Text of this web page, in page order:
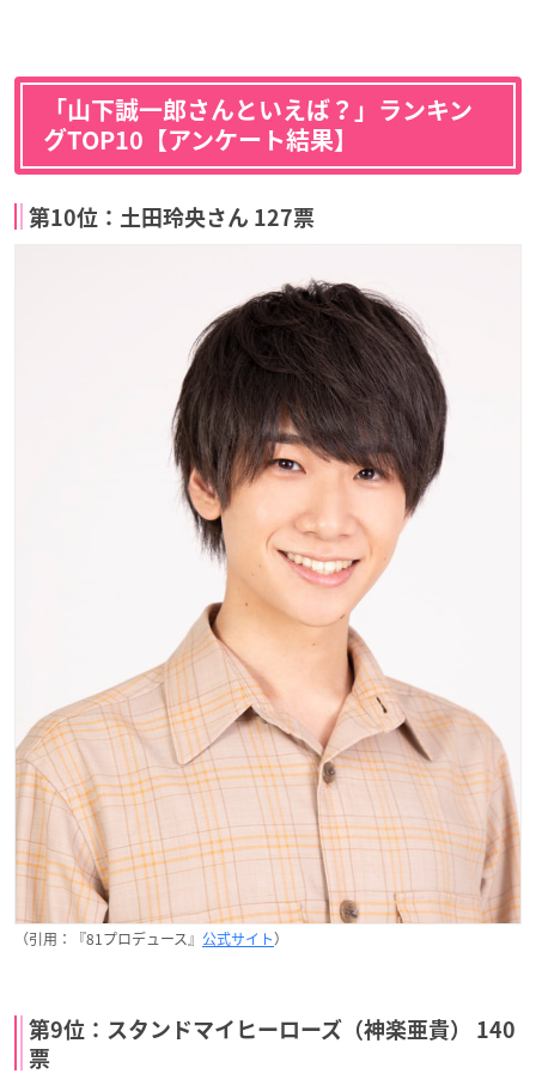
「山下誠一郎さんといえば？」ランキン
グTOP10【アンケート結果】
第10位：土田玲央さん 127票
（引用：『81プロデュース』 公式サイト）
第9位：スタンドマイヒーローズ（神楽亜貴） 140
票